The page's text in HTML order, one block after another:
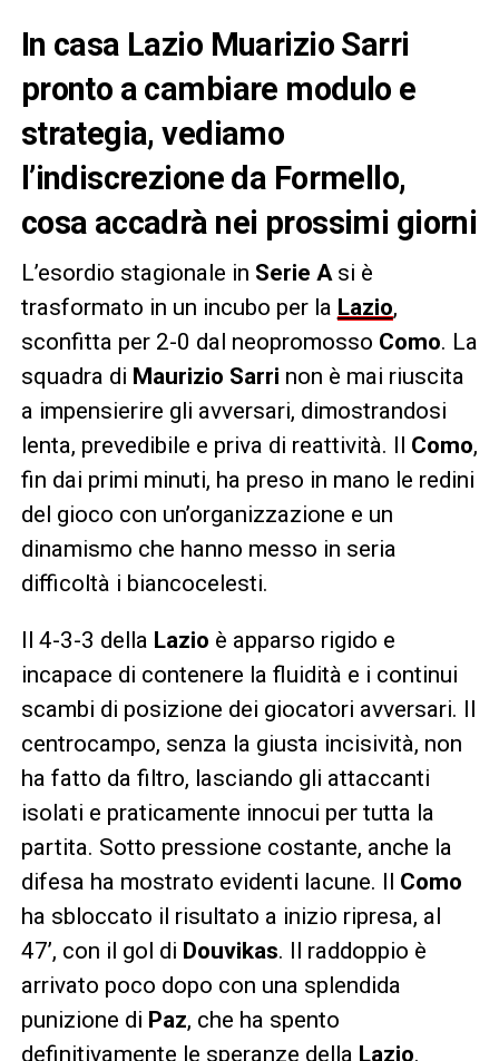
In casa Lazio Muarizio Sarri
pronto a cambiare modulo e
strategia, vediamo
l’indiscrezione da Formello,
cosa accadrà nei prossimi giorni
L’esordio stagionale in Serie A si è
trasformato in un incubo per la Lazio,
sconfitta per 2-0 dal neopromosso Como. La
squadra di Maurizio Sarri non è mai riuscita
a impensierire gli avversari, dimostrandosi
lenta, prevedibile e priva di reattività. Il Como,
fin dai primi minuti, ha preso in mano le redini
del gioco con un’organizzazione e un
dinamismo che hanno messo in seria
difficoltà i biancocelesti.
Il 4-3-3 della Lazio è apparso rigido e
incapace di contenere la fluidità e i continui
scambi di posizione dei giocatori avversari. Il
centrocampo, senza la giusta incisività, non
ha fatto da filtro, lasciando gli attaccanti
isolati e praticamente innocui per tutta la
partita. Sotto pressione costante, anche la
difesa ha mostrato evidenti lacune. Il Como
ha sbloccato il risultato a inizio ripresa, al
47’, con il gol di Douvikas. Il raddoppio è
arrivato poco dopo con una splendida
punizione di Paz, che ha spento
definitivamente le speranze della Lazio.